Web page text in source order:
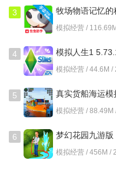
税收，这个是重要来源，
公众号签到给的兑换码，
好友互送宝箱，
充钱获取!)
至于幸福度过低，只要满
设施全覆盖，包括警察局
的，有水电，污水垃圾之
3
牧场物语记忆
卓版
模拟经营 /
4 模拟人生1
模拟经营 / 44.6M /
5
真实货船海运
卓版
模拟经营 / 88.49M
6
梦幻花园九游
版
模拟经营 / 456M /